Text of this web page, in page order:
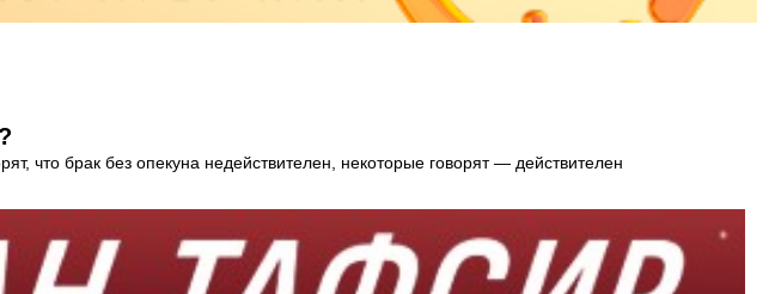
что брак без опекуна недействителен, некоторые говорят — действителен